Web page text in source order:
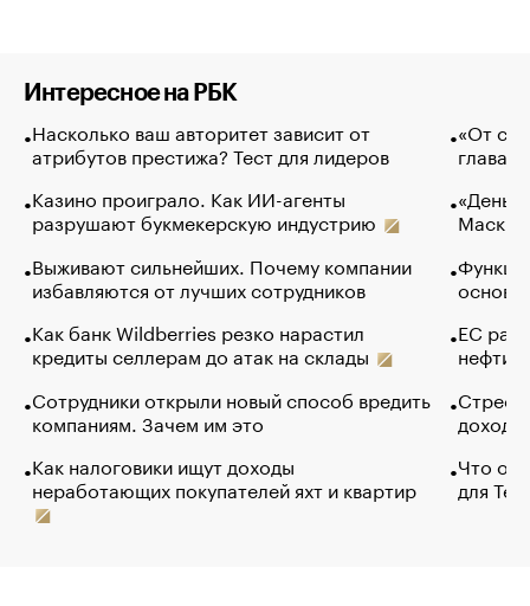
Интересное на РБК
Насколько ваш авторитет зависит от
атрибутов престижа? Тест для лидеров
Казино проиграло. Как ИИ-агенты
разрушают букмекерскую индустрию
Выживают сильнейших. Почему компании
избавляются от лучших сотрудников
Как банк Wildberries резко нарастил
кредиты селлерам до атак на склады
Сотрудники открыли новый способ вредить
компаниям. Зачем им это
Как налоговики ищут доходы
неработающих покупателей яхт и квартир
«От
глава
Маск в
основ
ЕС
нефти
Что
для